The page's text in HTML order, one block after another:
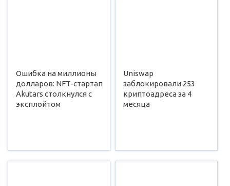
Ошибка на миллионы
долларов: NFT-стартап
Akutars столкнулся с
эксплойтом
Uniswap
заблокировали 253
криптоадреса за 4
месяца